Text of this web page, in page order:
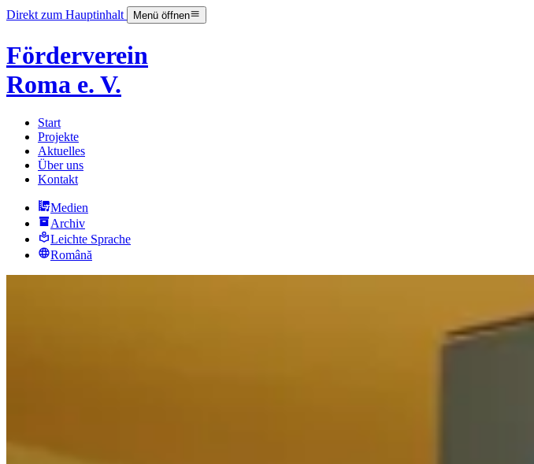
Direkt zum Hauptinhalt Menü öffnen
Förderverein
Roma e. V.
Start
Projekte
Aktuelles
Über uns
Kontakt
Medien
Archiv
Leichte Sprache
Română